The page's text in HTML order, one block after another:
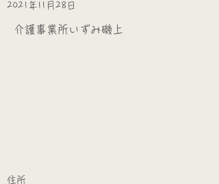
2021年11月28日
介護事業所いずみ磯上
​ ​住所